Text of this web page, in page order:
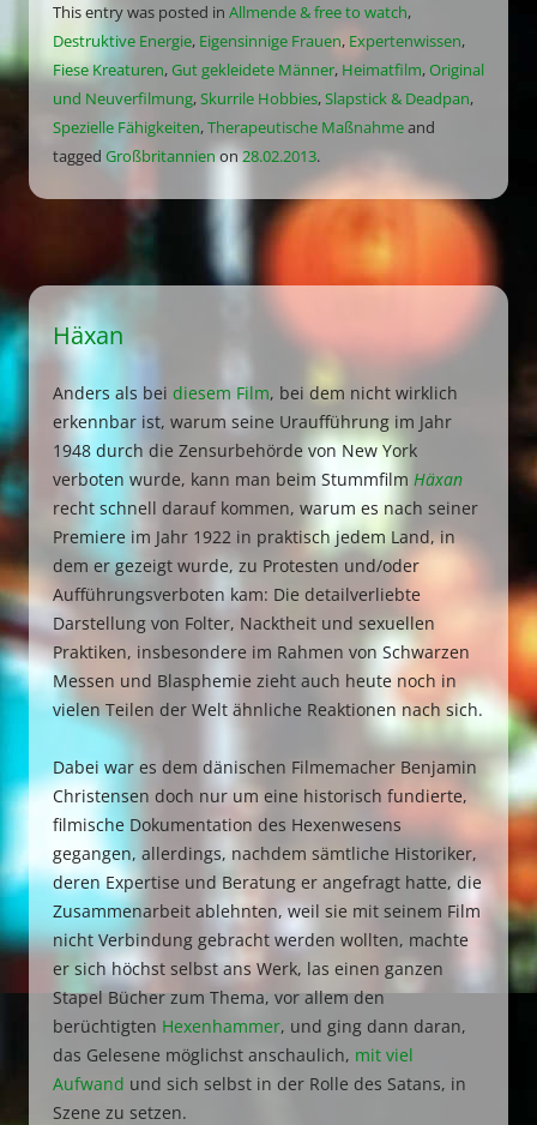
This entry was posted in Allmende & free to watch,
Destruktive Energie, Eigensinnige Frauen, Expertenwissen,
Fiese Kreaturen,Gut gekleidete Männer, Heimatfilm,Original
und Neuverfilmung,Skurrile Hobbies,Slapstick & Deadpan,
Spezielle Fähigkeiten,Therapeutische Maßnahmeand
tagged Großbritannienon28.02.2013.
Häxan
Anders als bei diesem Film, bei dem nicht wirklich
erkennbar ist, warum seine Uraufführung im Jahr
1948 durch die Zensurbehörde von New York
verboten wurde, kann man beim Stummfilm Häxan
recht schnell darauf kommen, warum es nach seiner
Premiere im Jahr 1922 in praktisch jedem Land, in
dem er gezeigt wurde, zu Protesten und/oder
Aufführungsverboten kam: Die detailverliebte
Darstellung von Folter, Nacktheit und sexuellen
Praktiken, insbesondere im Rahmen von Schwarzen
Messen und Blasphemie zieht auch heute noch in
vielen Teilen der Welt ähnliche Reaktionen nach sich.
Dabei war es dem dänischen Filmemacher Benjamin
Christensen doch nur um eine historisch fundierte,
filmische Dokumentation des Hexenwesens
gegangen, allerdings, nachdem sämtliche Historiker,
deren Expertise und Beratung er angefragt hatte, die
Zusammenarbeit ablehnten, weil sie mit seinem Film
nicht Verbindung gebracht werden wollten, machte
er sich höchst selbst ans Werk, las einen ganzen
Stapel Bücher zum Thema, vor allem den
berüchtigten Hexenhammer, und ging dann daran,
das Gelesene möglichst anschaulich, mit viel
Aufwand und sich selbst in der Rolle des Satans, in
Szene zu setzen.